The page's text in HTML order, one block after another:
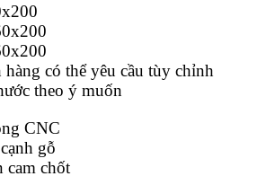
hàng có thể yêu cầu tùy chỉnh
theo ý muốn
CNC
gỗ
cam chốt